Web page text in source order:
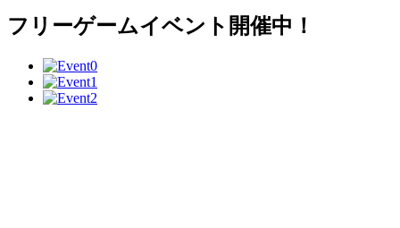
フリーゲームイベント開催中！